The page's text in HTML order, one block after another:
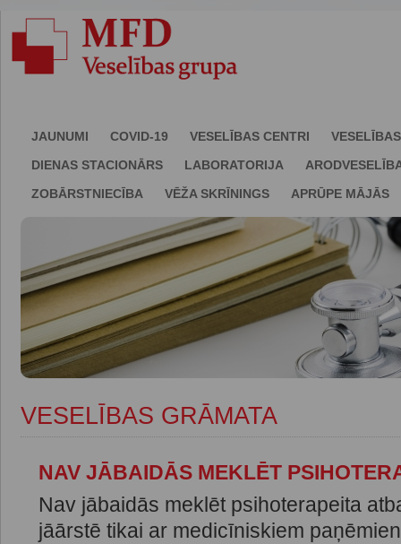
JAUNUMI COVID-19 VESELĪBAS CENTRI
DIENAS STACIONĀRS
LABORATORIJA
ZOBĀRSTNIECĪBA
VĒŽA SKRĪNINGS APRŪPE MĀJĀS
VESELĪBAS GRĀMATA
NAV JĀBAIDĀS MEKLĒT
Nav jābaidās meklēt psihoterapeita
jāārstē tikai ar medicīniskiem